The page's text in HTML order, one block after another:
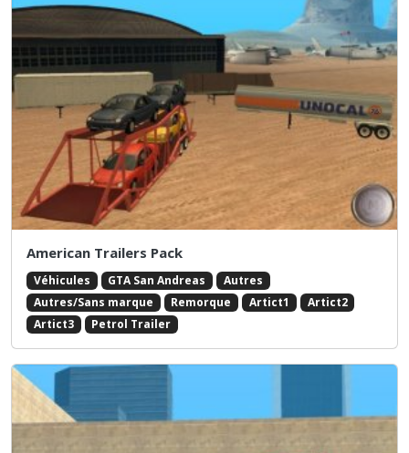
American Trailers Pack
Véhicules GTA San Andreas
Autres
Autres/Sans marque
Remorque Artict1
Artict2
Artict3
Petrol Trailer